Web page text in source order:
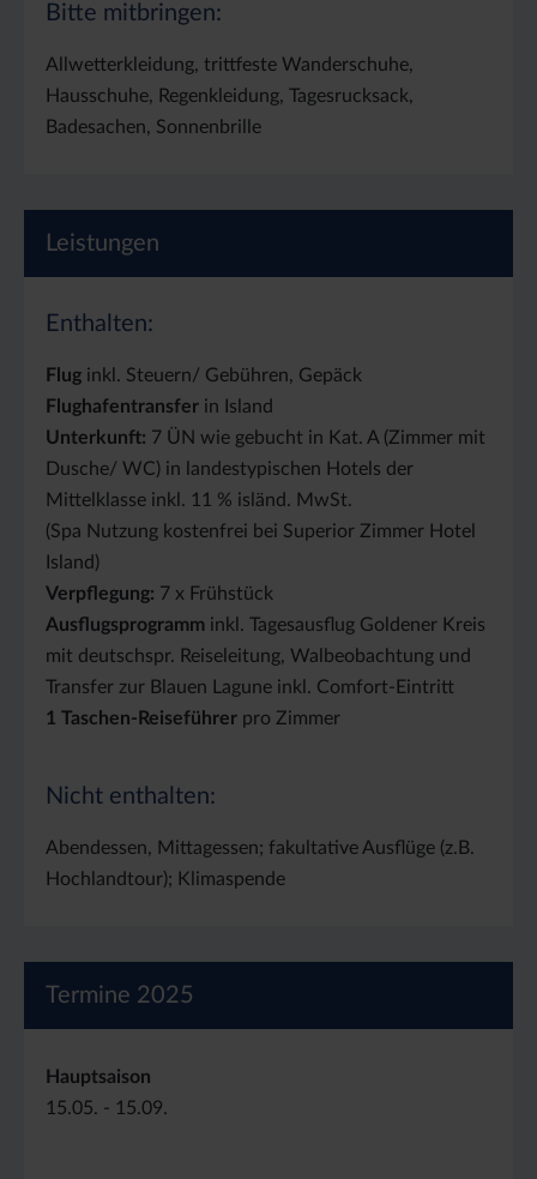
Bitte mitbringen:
Allwetterkleidung, trittfeste Wanderschuhe,
Hausschuhe, Regenkleidung, Tagesrucksack,
Badesachen, Sonnenbrille
Leistungen
Enthalten:
Fluginkl. Steuern/ Gebühren, Gepäck
Flughafentransferin Island
Unterkunft: 7 ÜN wie gebucht in Kat. A (Zimmer mit
Dusche/ WC) in landestypischen Hotels der
Mittelklasse inkl. 11 % isländ. MwSt.
(Spa Nutzung kostenfrei bei Superior Zimmer Hotel
Island)
Verpflegung: 7 x Frühstück
Ausflugsprogramm inkl. Tagesausflug Goldener Kreis
mit deutschspr. Reiseleitung, Walbeobachtung und
Transfer zur Blauen Lagune inkl. Comfort-Eintritt
1 Taschen-Reiseführer pro Zimmer
Nicht enthalten:
Abendessen, Mittagessen; fakultative Ausflüge (z.B.
Hochlandtour); Klimaspende
Termine 2025
Hauptsaison
15.05. - 15.09.